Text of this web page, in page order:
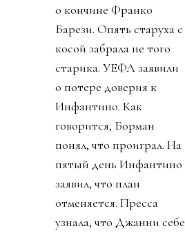
о кончине Франко
Барези. Опять старуха с
косой забрала не того
старика. УЕФА заявили
о потере доверия к
Инфантино. Как
говорится, Борман
понял, что проиграл. На
пятый день Инфантино
заявил, что план
отменяется. Пресса
узнала, что Джанни себе